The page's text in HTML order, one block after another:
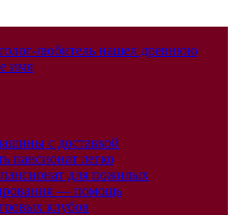
любитель нашел древнюю
имя
с доставкой
пансионат легко
для пожилых
— помощь
клубов